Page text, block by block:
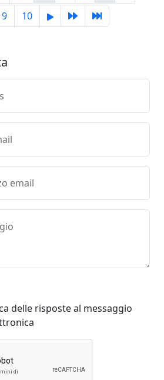
9 10
email
delle risposte al messaggio